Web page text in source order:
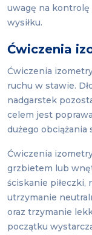
uwagę na
wysiłku.
Ćwiczenia
Ćwiczenia
ruchu w stawie.
nadgarstek
celem jest
dużego obciążania
Ćwiczenia
grzbietem lub
ściskanie piłeczki,
utrzymanie
oraz trzymanie
początku